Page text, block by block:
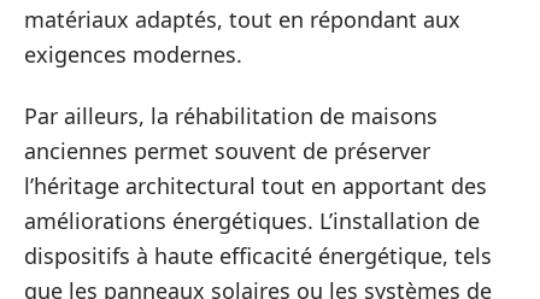
matériaux adaptés, tout en répondant aux
exigences modernes.
Par ailleurs, la réhabilitation de maisons
anciennes permet souvent de préserver
l’héritage architectural tout en apportant des
améliorations énergétiques. L’installation de
dispositifs à haute efficacité énergétique, tels
que les panneaux solaires ou les systèmes de